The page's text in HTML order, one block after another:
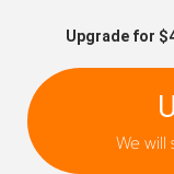
Upgrade for
We will